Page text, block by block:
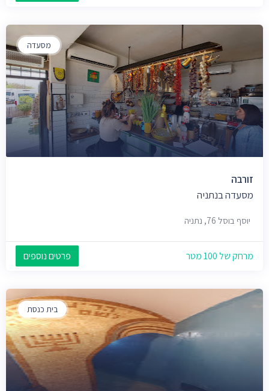
מסעדה
זורבה
מסעדה בנתניה
יוסף בוסל 76, נתניה
מרחק של 100 מטר פרטים נוספים
בית כנסת